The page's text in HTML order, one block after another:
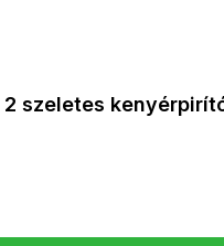
2 szeletes